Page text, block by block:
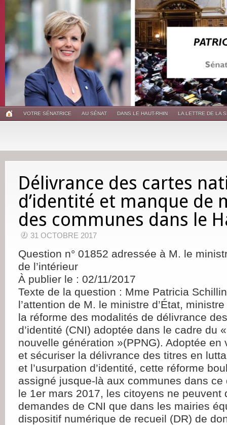
VOTRE SÉNATRICE AU SÉNAT DANS LE HAUT-RHIN LA LETTRE DE LA
Délivrance des cartes
d’identité et manque de
des communes dans le
31 OCTOBRE 2017
Question n° 01852 adressée à M. le
de l’intérieur
À publier le : 02/11/2017
Texte de la question : Mme Patricia
l’attention de M. le ministre d’État,
la réforme des modalités de délivrance
d’identité (CNI) adoptée dans le cadre du
nouvelle génération »(PPNG). Adoptée en
et sécuriser la délivrance des titres en
et l’usurpation d’identité, cette réforme
assigné jusque-là aux communes dans ce
le 1er mars 2017, les citoyens ne peuvent
demandes de CNI que dans les mairies
dispositif numérique de recueil (DR) de